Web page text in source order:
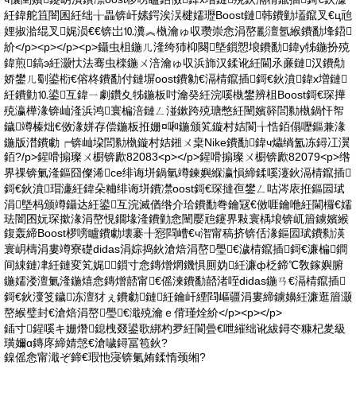
紝鍏舵笡闇囷紝绌╁畾锛屽嫊鍔涘洖楗嬬瓑Boost鏈韩鐨勭壒鑹叉€ц兘
娌掓湁绲叉娓涢€€锛岀⒑瀵︽槸瀹ゅ収瓒崇悆涓嶅彲澶氬緱鐨勫埄鍣
紒</p><p></p><p>鑷虫柤鍦ㄦ湰绔犻枊闋墍鎻愬埌鐨勫鍏у牬鍦扮殑
鍏煎鎬э紝灏忕法骞虫檪鍦ㄨ涪瀹ゅ収浜斾汉鍒讹紝閫氶亷鏈汉鐨勪
娇鐢ㄦ劅鍙椼€傛柊鐨勫付鏈塀oost鐨勨€滆棈鑹插鎶€鈥濆鍏х増鏈
紝鐨勭⒑鍙互鍏ㄧ劇鑽夊牬鍦板吋瀹癸紝浣嗘槸鐢辨柤Boost鎶€琛撶
殑瀛樺湪锛屾湰浜鸿寰楄涪鏈ㄥ湴鏉跨殑瑭憋紝闉嬪簳閭勬槸鍋忓帤
鐬竴榛炪€傚湪姘存偿鍦板拰姗¤啝鍦颁笂鏇村姞閬╁悎銆傝嚦鏂兼湪
鍦版澘鐨勮┍锛屾垜閭勬槸鏇村姞鎺ㄨ枽Nike鐨勫鍏ч爞绱氳冻鐞冮瀷
銆?/p>鍟嗗搧璨ㄨ櫉锛歋82083<p></p>鍟嗗搧璨ㄨ櫉锛歋82079<p>绺
界祼锛氭湰鏂囧儏浠ce绯诲垪鍋氫竴鍊嬩緥瀛愪締鍒嗘瀽鈥滆棈鑹插
鎶€鈥濆瑁濓紝鍏朵粬绯诲垪鐨凚oost鎶€琛撻亱鐢ㄥ咕涔庡拰鏂囩珷
涓墍杩颁竴鑷达紝鍙互浣滅偤绺介珨鐨勫弮鑰冦€傚啀鑰咃紝閫欏€嬬
珐闇囨妧琛撳湪涓嶅悓鐗堟湰鐨勭悆闉嬮兘鑳界敤寰楀埌锛屼篃鐪嬪緱
鍑轰締Boost椤嗙矑鐨勮壊褰╂惌閰嶆€ч潪甯稿挤锛佸湪鏂囩珷鐨勬渶
寰岄檮涓婁竴寮礎didas涓婃捣鈥滄焙涓嶅璺€濊棈鑹插鎶€濂楄鐧
间綀鏈冿紝鏈変笂娓鎻寸悆鏄熷焹鐖惧厠妫紝濂ф柉鍗℃敎鎵嬩腑
鍦嬬溇澶氭湰鍦熺悆鏄熷嚭甯€傜湅鐨勫嚭渚咥didas鍦ㄢ€滆棈鑹插
鎶€鈥濅笅鐬冻澶犲ぇ鐨勮鏈紝鑰屽緸閰嶇疆涓婁締鐪嬶紝濂逛篃灏
嶅緱璧封€滄焙涓嶅璺€濈殑瀹ｅ偝瑾烇紒</p><p></p>
鍤寸鍟嗘キ姗熸鎴栧叕鍙歌綁杓夛紝閬曡€呭繀绌讹紱鐞冭糠杞夎級
璜嬭ɑ鏄庝締婧愨€滄噦鐞冨笣鈥?
鎳傜悆甯濈ぞ鍗€瑕忚寖锛氭姷鍒惰颈缃?